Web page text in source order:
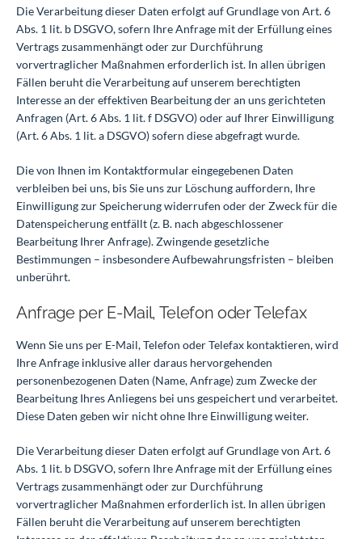
Die Verarbeitung dieser Daten erfolgt auf Grundlage von Art. 6
Abs. 1 lit. b DSGVO, sofern Ihre Anfrage mit der Erfüllung eines
Vertrags zusammenhängt oder zur Durchführung
vorvertraglicher Maßnahmen erforderlich ist. In allen übrigen
Fällen beruht die Verarbeitung auf unserem berechtigten
Interesse an der effektiven Bearbeitung der an uns gerichteten
Anfragen (Art. 6 Abs. 1 lit. f DSGVO) oder auf Ihrer Einwilligung
(Art. 6 Abs. 1 lit. a DSGVO) sofern diese abgefragt wurde.
Die von Ihnen im Kontaktformular eingegebenen Daten
verbleiben bei uns, bis Sie uns zur Löschung auffordern, Ihre
Einwilligung zur Speicherung widerrufen oder der Zweck für die
Datenspeicherung entfällt (z. B. nach abgeschlossener
Bearbeitung Ihrer Anfrage). Zwingende gesetzliche
Bestimmungen – insbesondere Aufbewahrungsfristen – bleiben
unberührt.
Anfrage per E-Mail, Telefon oder Telefax
Wenn Sie uns per E-Mail, Telefon oder Telefax kontaktieren, wird
Ihre Anfrage inklusive aller daraus hervorgehenden
personenbezogenen Daten (Name, Anfrage) zum Zwecke der
Bearbeitung Ihres Anliegens bei uns gespeichert und verarbeitet.
Diese Daten geben wir nicht ohne Ihre Einwilligung weiter.
Die Verarbeitung dieser Daten erfolgt auf Grundlage von Art. 6
Abs. 1 lit. b DSGVO, sofern Ihre Anfrage mit der Erfüllung eines
Vertrags zusammenhängt oder zur Durchführung
vorvertraglicher Maßnahmen erforderlich ist. In allen übrigen
Fällen beruht die Verarbeitung auf unserem berechtigten